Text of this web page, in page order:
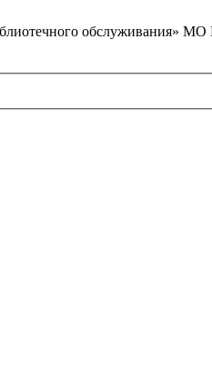
обслуживания» МО